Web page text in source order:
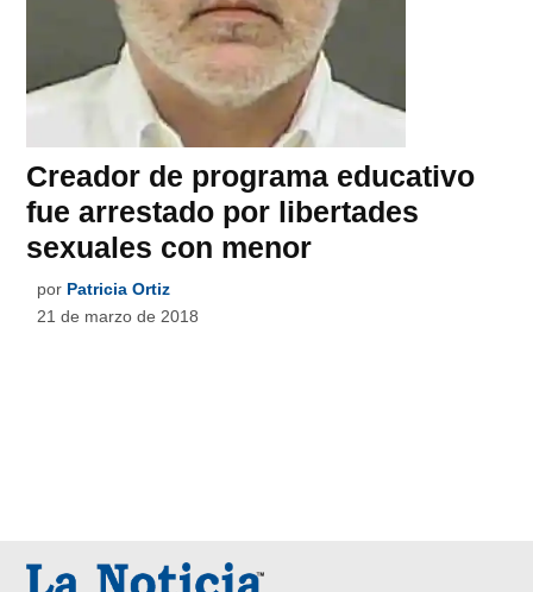
Creador de programa educativo
fue arrestado por libertades
sexuales con menor
por Patricia Ortiz
21 de marzo de 2018